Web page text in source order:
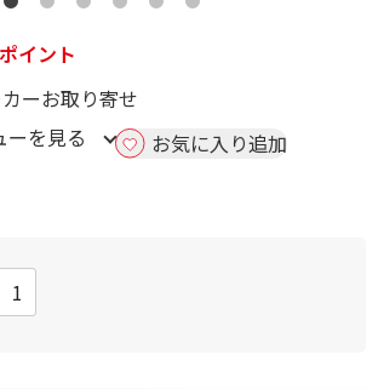
イント
ーお取り寄せ
ーを見る お気に入り追加